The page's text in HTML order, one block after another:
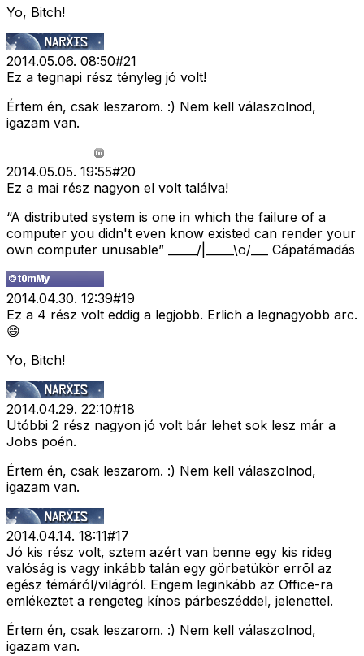
Yo, Bitch!
2014.05.06. 08:50#21
Ez a tegnapi rész tényleg jó volt!
Értem én, csak leszarom. :) Nem kell válaszolnod,
igazam van.
2014.05.05. 19:55#20
Ez a mai rész nagyon el volt találva!
“A distributed system is one in which the failure of a
computer you didn't even know existed can render your
own computer unusable” _____/|_____\o/___ Cápatámadás
2014.04.30. 12:39#19
Ez a 4 rész volt eddig a legjobb. Erlich a legnagyobb arc.
😄
Yo, Bitch!
2014.04.29. 22:10#18
Utóbbi 2 rész nagyon jó volt bár lehet sok lesz már a
Jobs poén.
Értem én, csak leszarom. :) Nem kell válaszolnod,
igazam van.
2014.04.14. 18:11#17
Jó kis rész volt, sztem azért van benne egy kis rideg
valóság is vagy inkább talán egy görbetükör errõl az
egész témáról/világról. Engem leginkább az Office-ra
emlékeztet a rengeteg kínos párbeszéddel, jelenettel.
Értem én, csak leszarom. :) Nem kell válaszolnod,
igazam van.